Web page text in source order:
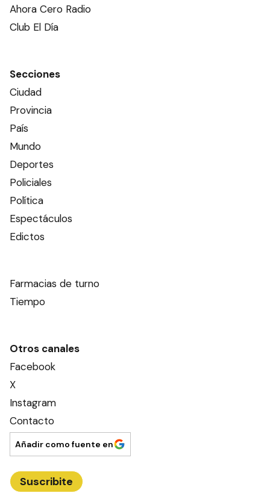
Ahora Cero Radio
Club El Día
Secciones
Ciudad
Provincia
País
Mundo
Deportes
Policiales
Política
Espectáculos
Edictos
Farmacias de turno
Tiempo
Otros canales
Facebook
X
Instagram
Contacto
Añadir como fuente en
Suscribite